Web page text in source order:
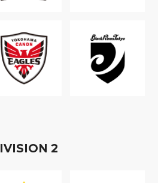
IVISION 2